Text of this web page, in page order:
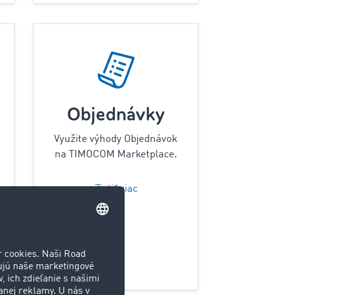
Objednávky
Využite výhody Objednávok
na TIMOCOM Marketplace.
Zistiť viac